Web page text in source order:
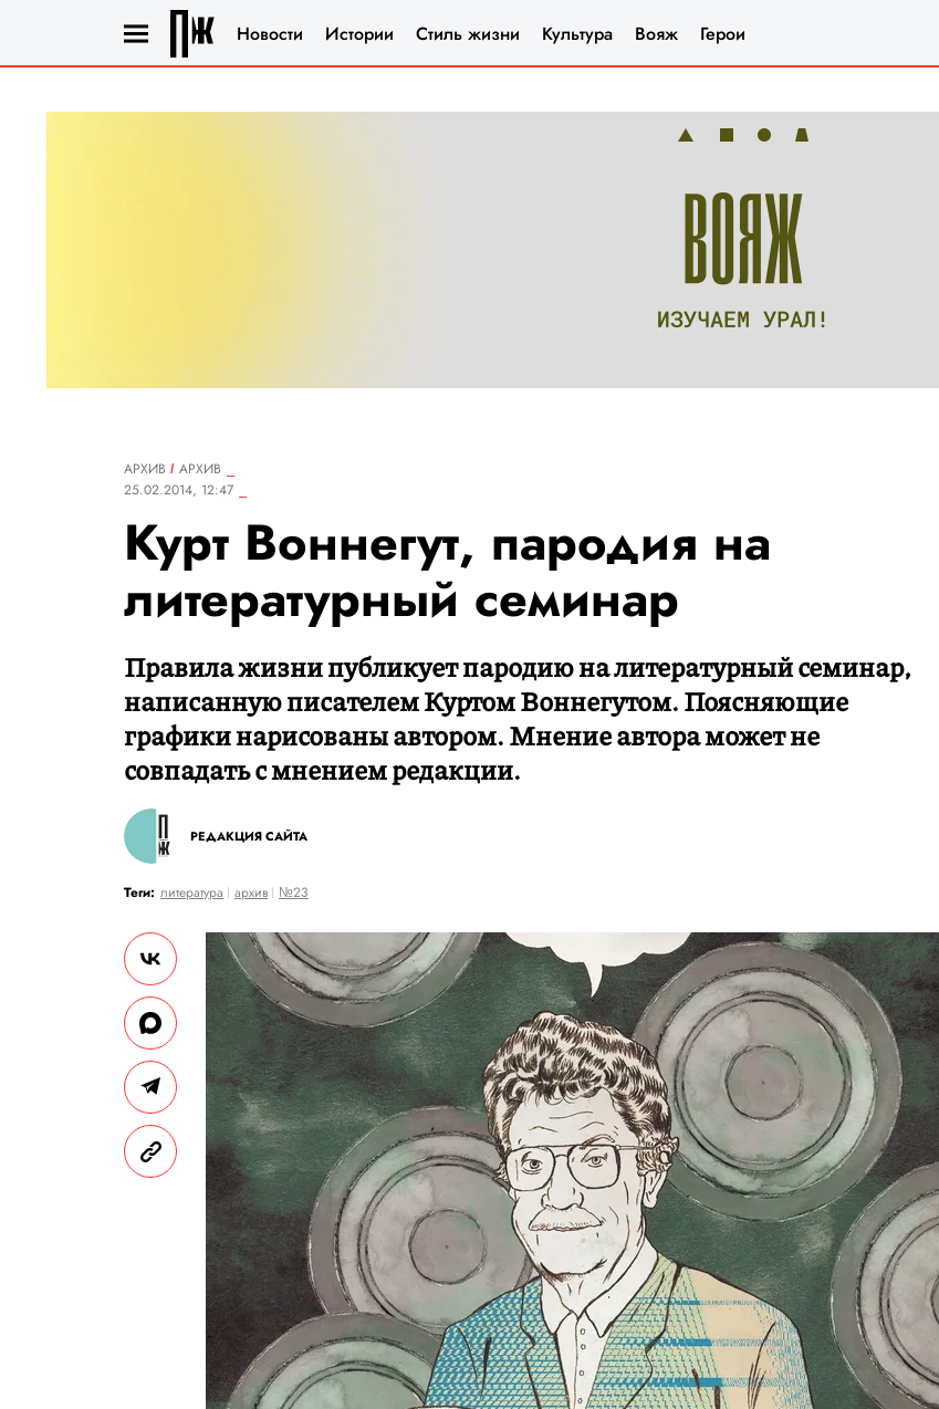
Новости Истории Стиль жизни Культура Вояж Герои
АРХИВ
АРХИВ
25.02.2014, 12:47
Курт Воннегут, пародия на
литературный семинар
Правила жизни публикует пародию на литературный семинар,
написанную писателем Куртом Воннегутом. Поясняющие
графики нарисованы автором. Мнение автора может не
совпадать с мнением редакции.
РЕДАКЦИЯ САЙТА
Теги: литература архив №23